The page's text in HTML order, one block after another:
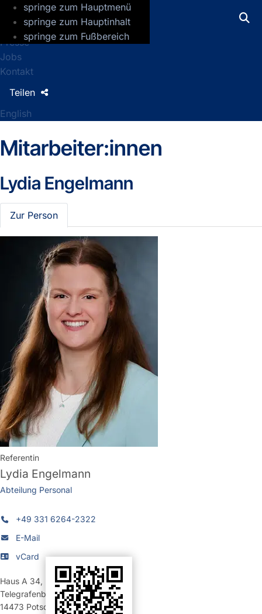
springe zum Hauptmenü
springe zum Hauptinhalt
springe zum Fußbereich
GFZ Helmholtz-Zentrum für
Presse
Jobs
Kontakt
English
Teilen
Mitarbeiter:innen
Lydia Engelmann
Zur Person
Referentin
Lydia Engelmann
Abteilung Personal
+49 331 6264-2322
E-Mail
vCard
Haus A 34,
Raum 207 (Büro)
Telegrafenberg
14473 Potsdam